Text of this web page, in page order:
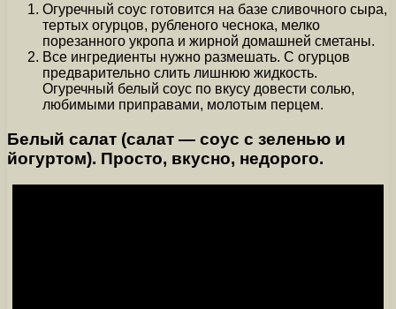
Огуречный соус готовится на базе сливочного сыра,
тертых огурцов, рубленого чеснока, мелко
порезанного укропа и жирной домашней сметаны.
Все ингредиенты нужно размешать. С огурцов
предварительно слить лишнюю жидкость.
Огуречный белый соус по вкусу довести солью,
любимыми приправами, молотым перцем.
Белый салат (салат — соус с зеленью и
йогуртом). Просто, вкусно, недорого.